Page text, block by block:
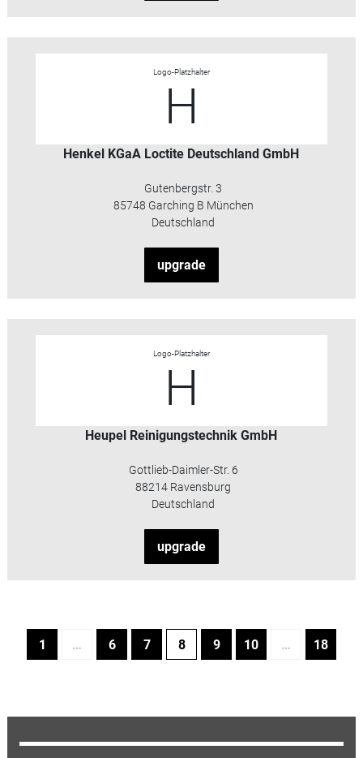
Logo-Platzhalter
H
Henkel KGaA Loctite Deutschland GmbH
Gutenbergstr. 3
85748 Garching B München
Deutschland
upgrade
Logo-Platzhalter
H
Heupel Reinigungstechnik GmbH
Gottlieb-Daimler-Str. 6
88214 Ravensburg
Deutschland
upgrade
1 … 6 7 8 9 10 … 18